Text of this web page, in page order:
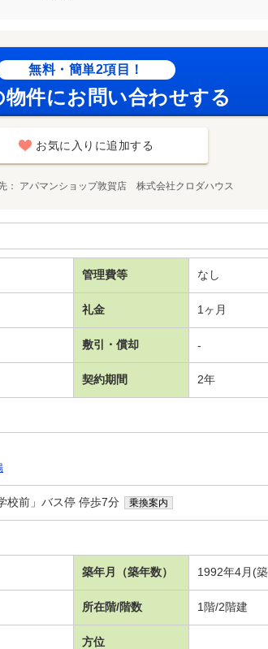
無料・簡単2項目！
物件にお問い合わせする
お気に入りに追加する
アパマンショップ敦賀店 株式会社クロダハウス
管理費等 なし
礼金 1ヶ月
敷引・償却 -
契約期間 2年
校前」バス停 停歩7分 乗換案内
築年月（築年数） 1992年4月(
所在階/階数 1階/2階建
方位